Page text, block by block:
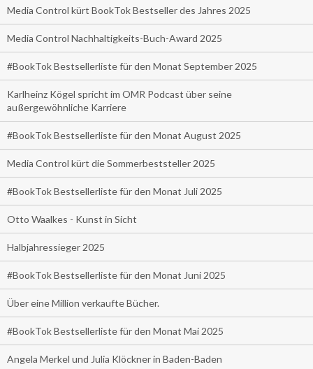
Media Control kürt BookTok Bestseller des Jahres 2025
Media Control Nachhaltigkeits-Buch-Award 2025
#BookTok Bestsellerliste für den Monat September 2025
Karlheinz Kögel spricht im OMR Podcast über seine
außergewöhnliche Karriere
#BookTok Bestsellerliste für den Monat August 2025
Media Control kürt die Sommerbeststeller 2025
#BookTok Bestsellerliste für den Monat Juli 2025
Otto Waalkes - Kunst in Sicht
Halbjahressieger 2025
#BookTok Bestsellerliste für den Monat Juni 2025
Über eine Million verkaufte Bücher.
#BookTok Bestsellerliste für den Monat Mai 2025
Angela Merkel und Julia Klöckner in Baden-Baden